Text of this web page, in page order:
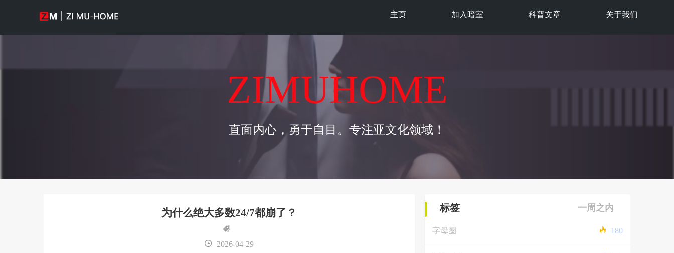
主页 加入暗室 科普文章 关于我们
ZIMUHOME
直面内心，勇于自目。专注亚文化领域！
为什么绝大多数24/7都崩了？
2026-04-29
标签 一周之内
字母圈 180